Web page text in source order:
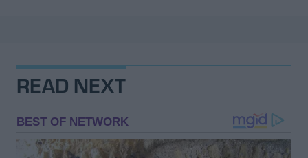
READ NEXT